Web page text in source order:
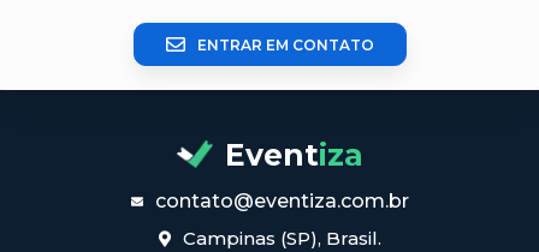
ENTRAR EM CONTATO
Eventiza
contato@eventiza.com.br
Campinas (SP), Brasil.